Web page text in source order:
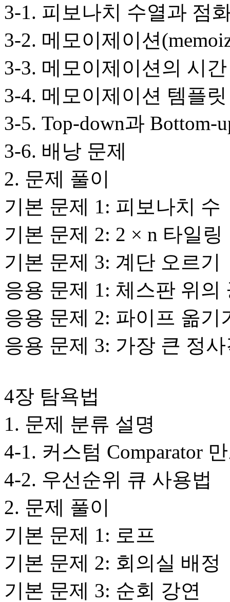
3-1. 피보나치 수열과 점
3-2. 메모이제이션
3-3. 메모이제이션의 시
3-4. 메모이제이션 템플릿
3-5. Top-down과 Bottom-
3-6. 배낭 문제
2. 문제 풀이
기본 문제 1: 피보나치 수
기본 문제 2: 2 × n 타일링
기본 문제 3: 계단 오르기
응용 문제 1: 체스판 위의
응용 문제 2: 파이프 옮기
응용 문제 3: 가장 큰 정
4장 탐욕법
1. 문제 분류 설명
4-1. 커스텀 Comparator
4-2. 우선순위 큐 사용법
2. 문제 풀이
기본 문제 1: 로프
기본 문제 2: 회의실 배정
기본 문제 3: 순회 강연